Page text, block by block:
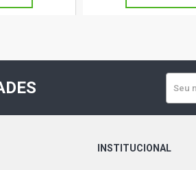
INSTITUCIONAL